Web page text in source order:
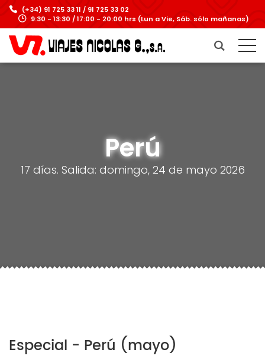
(+34) 91 725 33 11 / 91 725 33 02
9:30 - 13:30 / 17:00 - 20:00 hrs (Lun a Vie, Sáb. sólo mañanas)
Perú
17 días. Salida: domingo, 24 de mayo 2026
Especial - Perú (mayo)